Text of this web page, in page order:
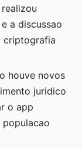
realizou
a discussao
criptografia
houve novos
juridico
o app